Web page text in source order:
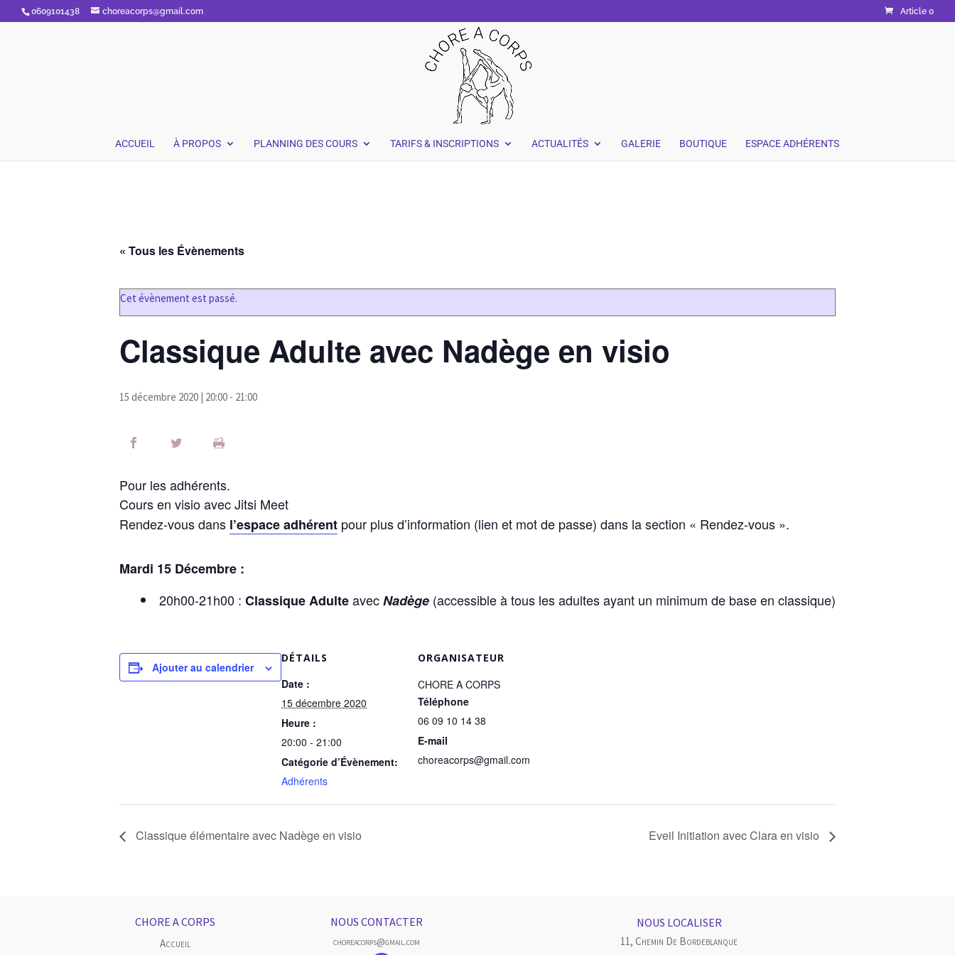
0609101438 choreacorps@gmail.com Article 0
ACCUEIL À PROPOS PLANNING DES COURS TARIFS & INSCRIPTIONS ACTUALITÉS GALERIE BOUTIQUE ESPACE ADHÉRENTS
« Tous les Évènements
Cet évènement est passé.
Classique Adulte avec Nadège en visio
15 décembre 2020 | 20:00 - 21:00
Pour les adhérents.
Cours en visio avec Jitsi Meet
Rendez-vous dans l’espace adhérent pour plus d’information (lien et mot de passe) dans la section « Rendez-vous ».
Mardi 15 Décembre :
20h00-21h00 : Classique AdulteavecNadège (accessible à tous les adultes ayant un minimum de base en classique)
Ajouter au calendrier
DÉTAILS
Date :
15 décembre 2020
Heure :
20:00 - 21:00
Catégorie d’Évènement:
Adhérents
ORGANISATEUR
CHORE A CORPS
Téléphone
06 09 10 14 38
E-mail
choreacorps@gmail.com
Classique élémentaire avec Nadège en visio Eveil Initiation avec Clara en visio
CHORE A CORPS
Accueil
NOUS CONTACTER
choreacorps@gmail.com
NOUS LOCALISER
11, Chemin De Bordeblanque